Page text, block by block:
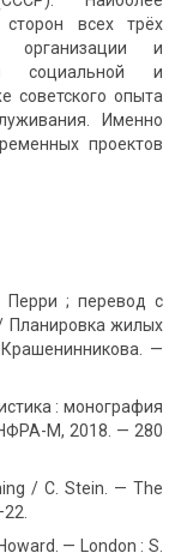
всех трёх
организации и
социальной и
советского опыта
Именно
проектов
; перевод с
Планировка жилых
—
: монография
М, 2018. — 280
/ C. Stein. — The
— London : S.